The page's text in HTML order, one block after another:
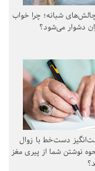
شبانه؛ چرا خواب
دشوار می‌شود؟
دست‌خط با زوال
نوشتن شما از پیری مغز